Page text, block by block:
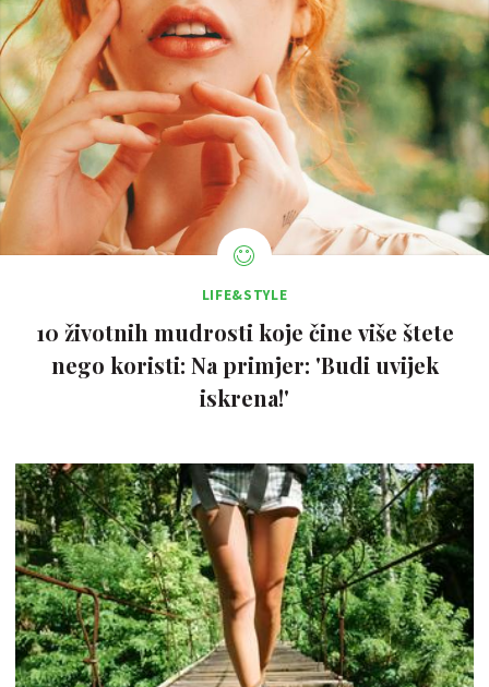
LIFE&STYLE
10 životnih mudrosti koje čine više štete
nego koristi: Na primjer: 'Budi uvijek
iskrena!'